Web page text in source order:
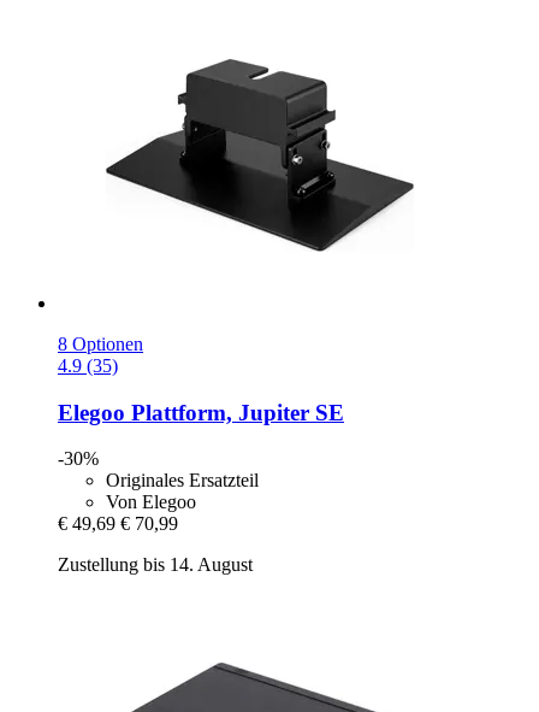
8 Optionen
4.9 (35)
Elegoo Plattform, Jupiter SE
-30%
Originales Ersatzteil
Von Elegoo
€ 49,69 € 70,99
Zustellung bis 14. August